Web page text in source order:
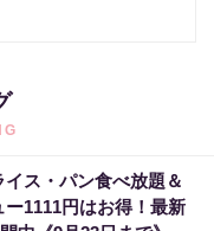
イス・パン食べ放題＆
1111円はお得！最新